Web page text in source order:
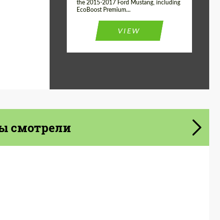
the 2015-2017 Ford Mustang, including
EcoBoost Premium...
VIEW
смотрели